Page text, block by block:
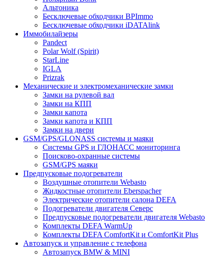
Альтоника
Бесключевые обходчики BPImmo
Бесключевые обходчики iDATAlink
Иммобилайзеры
Pandect
Polar Wolf (Spirit)
StarLine
IGLA
Prizrak
Механические и электромеханические замки
Замки на рулевой вал
Замки на КПП
Замки капота
Замки капота и КПП
Замки на двери
GSM/GPS/GLONASS системы и маяки
Системы GPS и ГЛОНАСС мониторинга
Поисково-охранные системы
GSM/GPS маяки
Предпусковые подогреватели
Воздушные отопители Webasto
Жидкостные отопители Eberspacher
Электрические отопители салона DEFA
Подогреватели двигателя Северс
Предпусковые подогреватели двигателя Webasto
Комплекты DEFA WarmUp
Комплекты DEFA ComfortKit и ComfortKit Plus
Автозапуск и управление с телефона
Автозапуск BMW & MINI